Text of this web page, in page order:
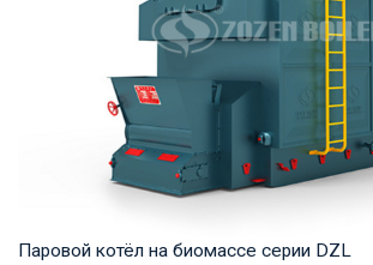
Паровой котёл на биомассе серии DZL